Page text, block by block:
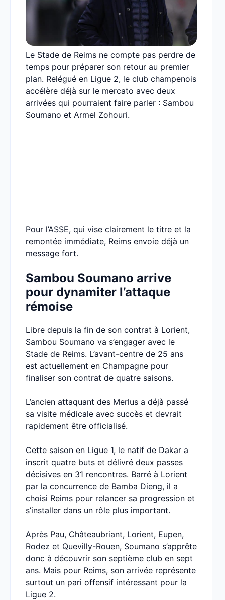
Le Stade de Reims ne compte pas perdre de
temps pour préparer son retour au premier
plan. Relégué en Ligue 2, le club champenois
accélère déjà sur le mercato avec deux
arrivées qui pourraient faire parler : Sambou
Soumano et Armel Zohouri.
Pour l’ASSE, qui vise clairement le titre et la
remontée immédiate, Reims envoie déjà un
message fort.
Sambou Soumano arrive
pour dynamiter l’attaque
rémoise
Libre depuis la fin de son contrat à Lorient,
Sambou Soumano va s’engager avec le
Stade de Reims. L’avant-centre de 25 ans
est actuellement en Champagne pour
finaliser son contrat de quatre saisons.
L’ancien attaquant des Merlus a déjà passé
sa visite médicale avec succès et devrait
rapidement être officialisé.
Cette saison en Ligue 1, le natif de Dakar a
inscrit quatre buts et délivré deux passes
décisives en 31 rencontres. Barré à Lorient
par la concurrence de Bamba Dieng, il a
choisi Reims pour relancer sa progression et
s’installer dans un rôle plus important.
Après Pau, Châteaubriant, Lorient, Eupen,
Rodez et Quevilly-Rouen, Soumano s’apprête
donc à découvrir son septième club en sept
ans. Mais pour Reims, son arrivée représente
surtout un pari offensif intéressant pour la
Ligue 2.